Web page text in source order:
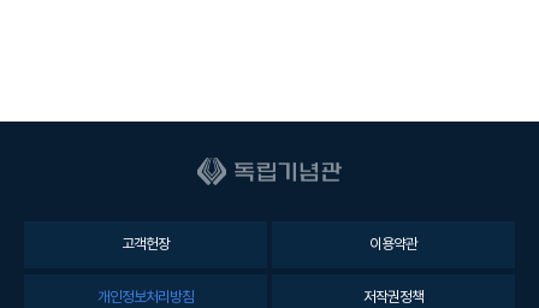
고객헌장 이용약관
개인정보처리방침 저작권정책